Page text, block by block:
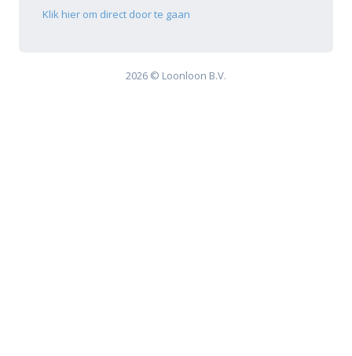
Klik hier om direct door te gaan
2026 © Loonloon B.V.